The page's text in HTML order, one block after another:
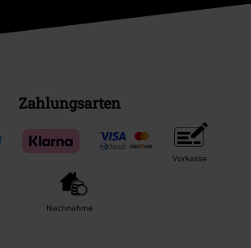
Zahlungsarten
Vorkasse
Nachnahme